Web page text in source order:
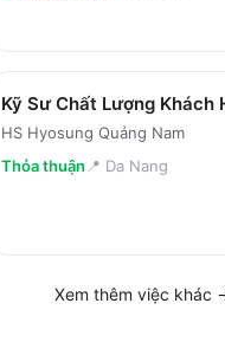
Kỹ Sư Chất Lượng Khách
HS Hyosung Quảng Nam
Thỏa thuận 📍 Da Nang
Xem thêm việc khác